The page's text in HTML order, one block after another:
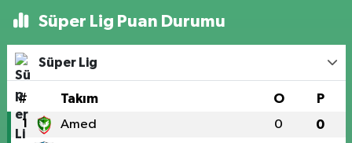
Süper Lig Puan Durumu
Süper Lig
# Takım O P
1 Amed 0 0